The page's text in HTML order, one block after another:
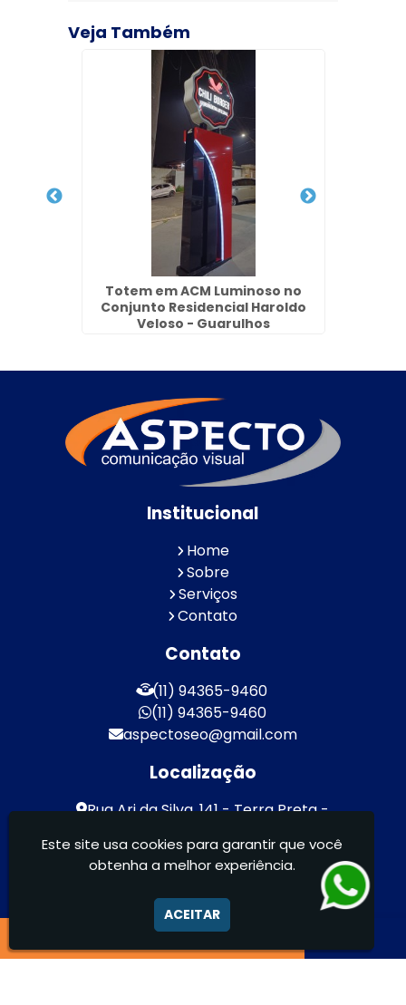
Veja Também
Totem em ACM Luminoso no
Conjunto Residencial Haroldo
Veloso - Guarulhos
Institucional
Home
Sobre
Serviços
Contato
Contato
(11) 94365-9460
(11) 94365-9460
aspectoseo@gmail.com
Localização
Rua Ari da Silva, 141 - Terra Preta -
Aspecto Comunicação Visual Ltda -
Este site usa cookies para garantir que você
obtenha a melhor experiência.
ACEITAR